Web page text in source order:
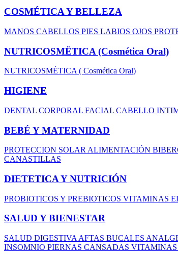
COSMÉTICA Y BELLEZA
MANOS CABELLOS PIES LABIOS OJOS
NUTRICOSMËTICA (Cosmética Oral)
NUTRICOSMÉTICA ( Cosmética Oral)
HIGIENE
DENTAL CORPORAL FACIAL CABELLO
BEBÉ Y MATERNIDAD
PROTECCION SOLAR ALIMENTACIÓN
CANASTILLAS
DIETETICA Y NUTRICIÓN
PROBIOTICOS Y PREBIOTICOS VITAMINAS
SALUD Y BIENESTAR
SALUD DIGESTIVA AFTAS BUCALES
INSOMNIO PIERNAS CANSADAS VITAMINAS